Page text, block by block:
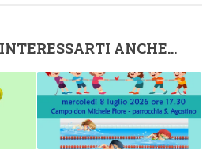
ANCHE...